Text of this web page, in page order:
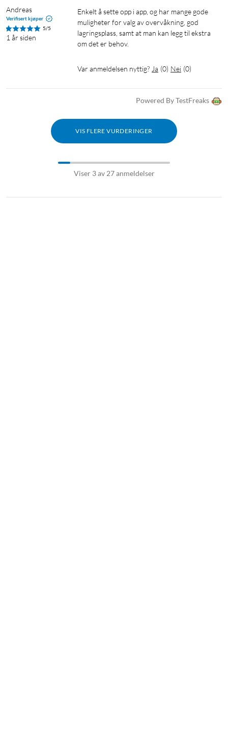
Andreas
Verifisert kjøper
5/5
1 år siden
Enkelt å sette opp i app, og har mange gode
muligheter for valg av overvåkning, god
lagringsplass, samt at man kan legg til ekstra
om det er behov.
Var anmeldelsen nyttig? Ja (0) Nei (0)
Powered By TestFreaks
VIS FLERE VURDERINGER
Viser 3 av 27 anmeldelser